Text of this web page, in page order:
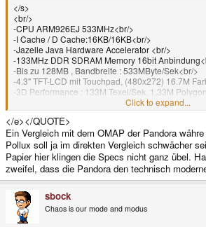
</s>
<br/>
-CPU ARM926EJ 533MHz<br/>
-I Cache / D Cache:16KB/16KB<br/>
-Jazelle Java Hardware Accelerator <br/>
-133MHz DDR SDRAM Memory 16bit
-Bis zu 128MB , Bandbreite : 533MByte/Sek<br/>
-4.3" TFT-LCD mit Touchpad, (480x272) 16.7M
-3D Performance : 133M Texel/Sek, 1,33M
-3D Texture Mapping, Lighting, Shading, Fogging,
Blending<br/>
-Open GL ES 1.1 Support
<e>
Click to expand...
</e></QUOTE>
Ein Vergleich mit dem OMAP der Pandora
Pollux soll ja im direkten Vergleich schwächer
Papier hier klingen die Specs nicht ganz übel.
zweifel, dass die Pandora den technisch
sbock
Chaos is our mode and modus